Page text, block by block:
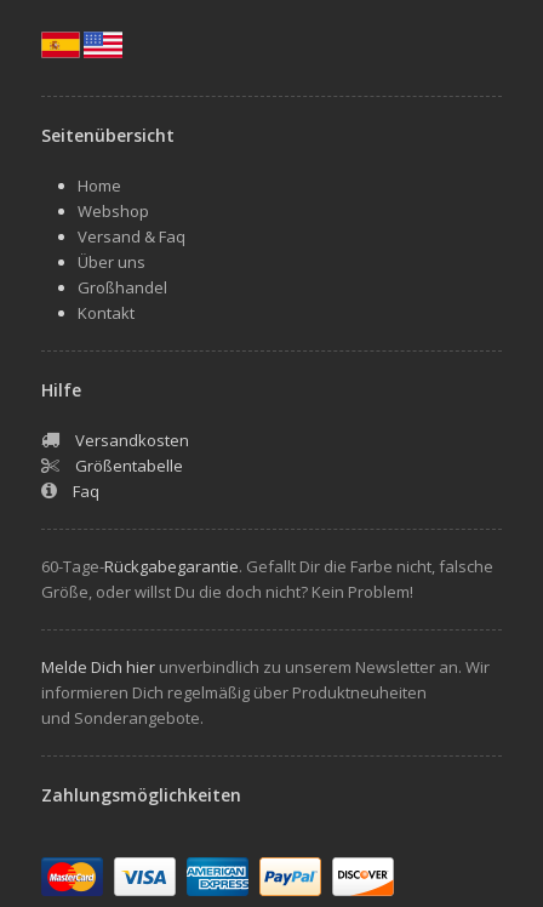
Seitenübersicht
Home
Webshop
Versand & Faq
Über uns
Großhandel
Kontakt
Hilfe
Versandkosten
Größentabelle
Faq
60-Tage-Rückgabegarantie. Gefallt Dir die Farbe nicht, falsche
Größe, oder willst Du die doch nicht? Kein Problem!
Melde Dich hierunverbindlich zu unserem Newsletter an. Wir
informieren Dich regelmäßig über Produktneuheiten
und Sonderangebote.
Zahlungsmöglichkeiten